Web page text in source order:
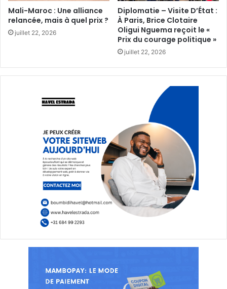
Mali-Maroc : Une alliance
relancée, mais à quel prix ?‎
juillet 22, 2026
Diplomatie – Visite D’État :
À Paris, Brice Clotaire
Oligui Nguema reçoit le «
Prix du courage politique »
juillet 22, 2026